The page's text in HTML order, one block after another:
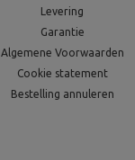
Levering
Garantie
Algemene Voorwaarden
Cookie statement
Bestelling annuleren